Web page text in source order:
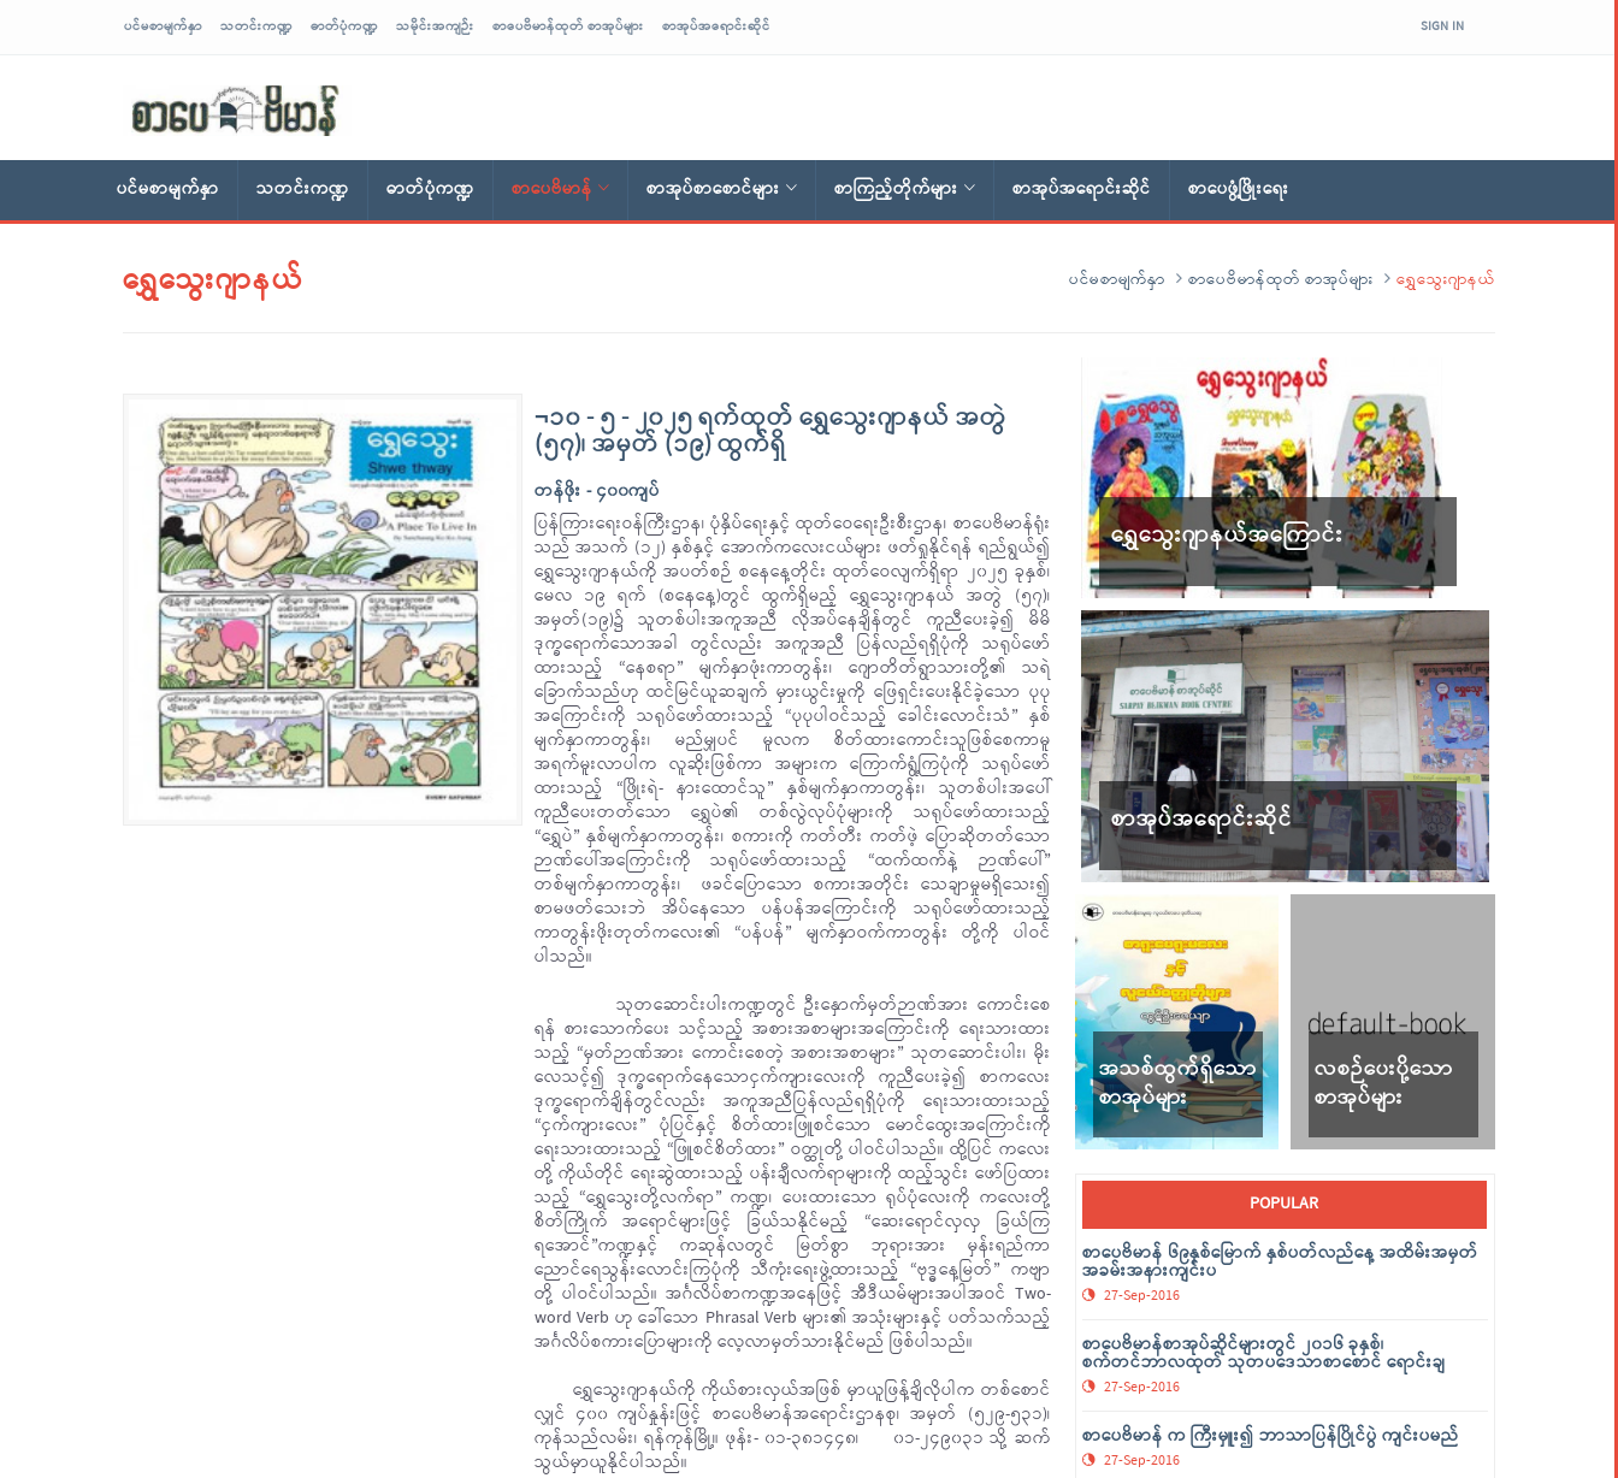
ပင်မစာမျက်နှာ သတင်းကဏ္ဍ ဓာတ်ပုံကဏ္ဍ သမိုင်းအကျဉ်း စာပေဗိမာန်ထုတ် စာအုပ်များ စာအုပ်အရောင်းဆိုင် SIGN IN
ပင်မစာမျက်နှာ သတင်းကဏ္ဍ ဓာတ်ပုံကဏ္ဍ စာပေဗိမာန် စာအုပ်စာစောင်များ စာကြည့်တိုက်များ စာအုပ်အရောင်းဆိုင် စာပေဖွံ့ဖြိုးရေး
ရွှေသွေးဂျာနယ် ပင်မစာမျက်နှာ စာပေဗိမာန်ထုတ် စာအုပ်များ ရွှေသွေးဂျာနယ်
¬၁၀ - ၅ - ၂၀၂၅ ရက်ထုတ် ရွှေသွေးဂျာနယ် အတွဲ
(၅၇)၊ အမှတ် (၁၉) ထွက်ရှိ
တန်ဖိုး - ၄၀၀ကျပ်
ပြန်ကြားရေးဝန်ကြီးဌာန၊ ပုံနှိပ်ရေးနှင့် ထုတ်ဝေရေးဦးစီးဌာန၊ စာပေဗိမာန်ရုံး
သည် အသက် (၁၂) နှစ်နှင့် အောက်ကလေးငယ်များ ဖတ်ရှုနိုင်ရန် ရည်ရွယ်၍
ရွှေသွေးဂျာနယ်ကို အပတ်စဉ် စနေနေ့တိုင်း ထုတ်ဝေလျက်ရှိရာ ၂၀၂၅ ခုနှစ်၊
မေလ ၁၉ ရက် (စနေနေ့)တွင် ထွက်ရှိမည့် ရွှေသွေးဂျာနယ် အတွဲ (၅၇)၊
အမှတ်(၁၉)၌ သူတစ်ပါးအကူအညီ လိုအပ်နေချိန်တွင် ကူညီပေးခဲ့၍ မိမိ
ဒုက္ခရောက်သောအခါ တွင်လည်း အကူအညီ ပြန်လည်ရရှိပုံကို သရုပ်ဖော်
ထားသည့် “‌နေစရာ” မျက်နှာဖုံးကာတွန်း၊ ဂျောတိတ်ရွာသားတို့၏ သရဲ
ခြောက်သည်ဟု ထင်မြင်ယူဆချက် မှားယွင်းမှုကို ဖြေရှင်းပေးနိုင်ခဲ့သော ပုပု
အကြောင်းကို သရုပ်ဖော်ထားသည့် “ပုပုပါဝင်သည့် ခေါင်းလောင်းသံ” နှစ်
မျက်နှာကာတွန်း၊ မည်မျှပင် မူလက စိတ်ထားကောင်းသူဖြစ်စေကာမူ
အရက်မူးလာပါက လူဆိုးဖြစ်ကာ အများက ကြောက်ရွံ့ကြပုံကို သရုပ်ဖော်
ထားသည့် “ဖြိုးရဲ- နားထောင်သူ” နှစ်မျက်နှာကာတွန်း၊ သူတစ်ပါးအပေါ်
ကူညီပေးတတ်သော ရွှေပဲ၏ တစ်လွဲလုပ်ပုံများကို သရုပ်ဖော်ထားသည့်
“ရွှေပဲ” နှစ်မျက်နှာကာတွန်း၊ စကားကို ကတ်တီး ကတ်ဖဲ့ ပြောဆိုတတ်သော
ဉာဏ်ပေါ်အကြောင်းကို သရုပ်ဖော်ထားသည့် “ထက်ထက်နဲ့ ဉာဏ်ပေါ်”
တစ်မျက်နှာကာတွန်း၊ ဖခင်ပြောသော စကားအတိုင်း သေချာမှုမရှိသေး၍
စာမဖတ်သေးဘဲ အိပ်နေသော ပန်ပန်အကြောင်းကို သရုပ်ဖော်ထားသည့်
ကာတွန်းဖိုးတုတ်ကလေး၏ “ပန်ပန်” မျက်နှာဝက်ကာတွန်း တို့ကို ပါဝင်
ပါသည်။
သုတဆောင်းပါးကဏ္ဍတွင် ဦးနှောက်မှတ်ဉာဏ်အား ကောင်းစေ
ရန် စားသောက်ပေး သင့်သည့် အစားအစာများအကြောင်းကို ရေးသားထား
သည့် “မှတ်ဉာဏ်အား ကောင်းစေတဲ့ အစားအစာများ” သုတဆောင်းပါး၊ မိုး
လေသင့်၍ ဒုက္ခရောက်နေသောငှက်ကျားလေးကို ကူညီပေးခဲ့၍ စာကလေး
ဒုက္ခရောက်ချိန်တွင်လည်း အကူအညီပြန်လည်ရရှိပုံကို ရေးသားထားသည့်
“ငှက်ကျားလေး” ပုံပြင်နှင့် စိတ်ထားဖြူစင်သော မောင်ထွေးအကြောင်းကို
ရေးသားထားသည့် “ဖြူစင်စိတ်ထား” ဝတ္ထုတို့ ပါဝင်ပါသည်။ ထို့ပြင် ကလေး
တို့ ကိုယ်တိုင် ရေးဆွဲထားသည့် ပန်းချီလက်ရာများကို ထည့်သွင်း ဖော်ပြထား
သည့် “ရွှေသွေးတို့လက်ရာ” ကဏ္ဍ၊ ပေးထားသော ရုပ်ပုံလေးကို ကလေးတို့
စိတ်ကြိုက် အရောင်များဖြင့် ခြယ်သနိုင်မည့် “ဆေးရောင်လှလှ ခြယ်ကြ
ရအောင်”ကဏ္ဍနှင့် ကဆုန်လတွင် မြတ်စွာ ဘုရားအား မှန်းရည်ကာ
ညောင်ရေသွန်းလောင်းကြပုံကို သီကုံးရေးဖွဲ့ထားသည့် “ဗုဒ္ဓနေ့မြတ်” ကဗျာ
တို့ ပါဝင်ပါသည်။ အင်္ဂလိပ်စာကဏ္ဍအနေဖြင့် အီဒီယမ်များအပါအဝင် Two-
word Verb ဟု ခေါ်သော Phrasal Verb များ၏ အသုံးများနှင့် ပတ်သက်သည့်
အင်္ဂလိပ်စကားပြောများကို လေ့လာမှတ်သားနိုင်မည် ဖြစ်ပါသည်။
ရွှေသွေးဂျာနယ်ကို ကိုယ်စားလှယ်အဖြစ် မှာယူဖြန့်ချိလိုပါက တစ်စောင်
လျှင် ၄၀၀ ကျပ်နှုန်းဖြင့် စာပေဗိမာန်အရောင်းဌာနစု၊ အမှတ် (၅၂၉-၅၃၁)၊
ကုန်သည်လမ်း၊ ရန်ကုန်မြို့။ ဖုန်း- ၀၁-၃၈၁၄၄၈၊ ၀၁-၂၄၉၀၃၁ သို့ ဆက်
သွယ်မှာယူနိုင်ပါသည်။
ရွှေသွေးဂျာနယ်အကြောင်း
စာအုပ်အရောင်းဆိုင်
အသစ်ထွက်ရှိသော
စာအုပ်များ
လစဉ်ပေးပို့သော
စာအုပ်များ
POPULAR
စာပေဗိမာန် ၆၉နှစ်မြောက် နှစ်ပတ်လည်နေ့ အထိမ်းအမှတ်
အခမ်းအနားကျင်းပ
27-Sep-2016
စာပေဗိမာန်စာအုပ်ဆိုင်များတွင် ၂၀၁၆ ခုနှစ်၊
စက်တင်ဘာလထုတ် သုတပဒေသာစာစောင် ရောင်းချ
27-Sep-2016
စာပေဗိမာန် က ကြီးမှူး၍ ဘာသာပြန်ပြိုင်ပွဲ ကျင်းပမည်
27-Sep-2016